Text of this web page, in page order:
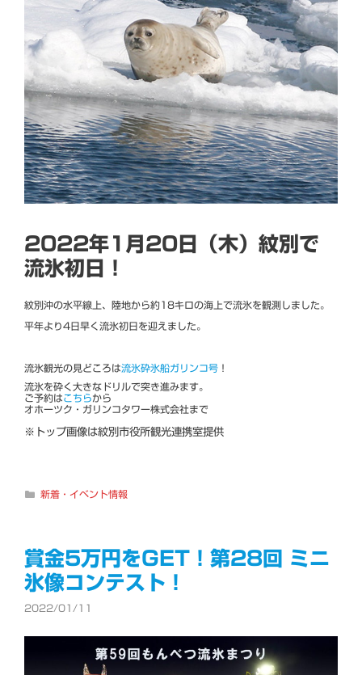
2022年1月20日（木）紋別で
流氷初日！
紋別沖の水平線上、陸地から約18キロの海上で流氷を観測しました。
平年より4日早く流氷初日を迎えました。
流氷観光の見どころは流氷砕氷船ガリンコ号 ！
流氷を砕く大きなドリルで突き進みます。
ご予約はこちらから
オホーツク・ガリンコタワー株式会社まで
※トップ画像は紋別市役所観光連携室提供
カ
ー
新着・イベント情報
賞金5万円をGET！第28回 ミニ
氷像コンテスト！
2022/01/11